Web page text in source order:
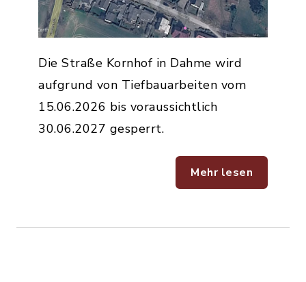
Die Straße Kornhof in Dahme wird
aufgrund von Tiefbauarbeiten vom
15.06.2026 bis voraussichtlich
30.06.2027 gesperrt.
Mehr lesen